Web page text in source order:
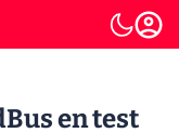
en test